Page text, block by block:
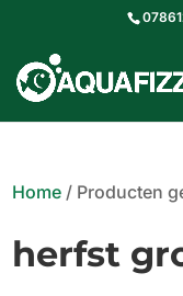
Home / Producten
herfst